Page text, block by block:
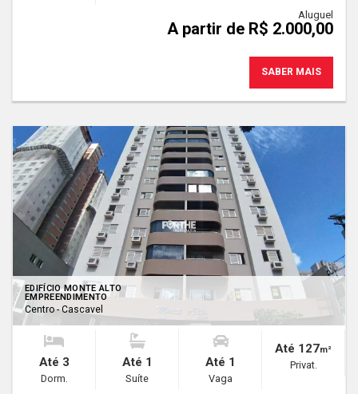
Aluguel
A partir de R$ 2.000,00
SABER MAIS
EDIFÍCIO MONTE ALTO
EMPREENDIMENTO
Centro - Cascavel
Até 3
Dorm.
Até 1
Suíte
Até 1
Vaga
Até 127m²
Privat.